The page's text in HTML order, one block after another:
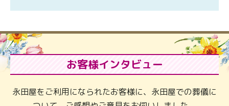
お客様インタビュー
永田屋をご利用になられたお客様に、永田屋での葬儀に